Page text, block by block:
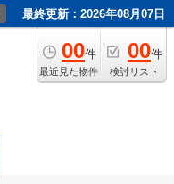
最終更新：2026年08月07日
00件
最近見た物件
00件
検討リスト